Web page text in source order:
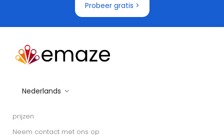
Probeer gratis >
Nederlands
prijzen
Neem contact met ons op